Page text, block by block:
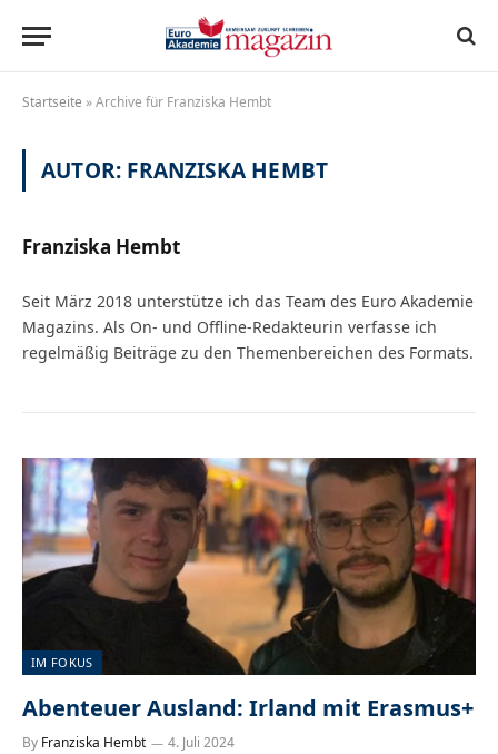
Startseite »Archive für Franziska Hembt
AUTOR: FRANZISKA HEMBT
Franziska Hembt
Seit März 2018 unterstütze ich das Team des Euro Akademie
Magazins. Als On- und Offline-Redakteurin verfasse ich
regelmäßig Beiträge zu den Themenbereichen des Formats.
IM FOKUS
Abenteuer Ausland: Irland mit Erasmus+
By Franziska Hembt 4. Juli 2024